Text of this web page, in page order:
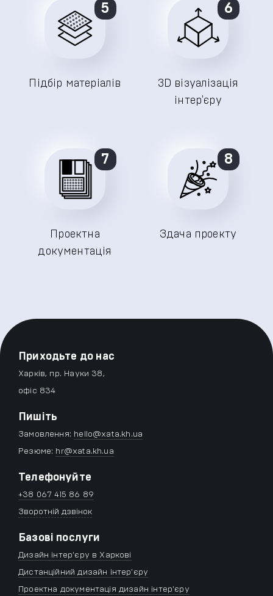
5
Підбір матеріалів
6
3D візуалізація
інтер'єру
7
Проектна
документація
8
Здача проекту
Приходьте до нас
Харків, пр. Науки 38,
офіс 834
Пишіть
Замовлення: hello@xata.kh.ua
Резюме: hr@xata.kh.ua
Телефонуйте
+38 067 415 86 89
Зворотній дзвінок
Базові послуги
Дизайн інтер'єру в Харкові
Дистанційний дизайн інтер'єру
Проектна документація дизайн інтер'єру